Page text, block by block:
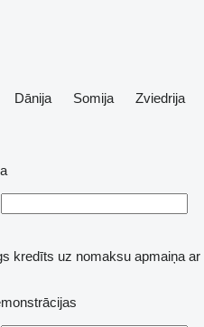
Dānija Somija
Zviedrija
kredīts uz nomaksu apmaiņa ar